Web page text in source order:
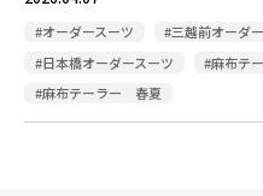
#オーダースーツ
#三越前オーダ
#日本橋オーダースーツ
#麻布テ
#麻布テーラー 春夏